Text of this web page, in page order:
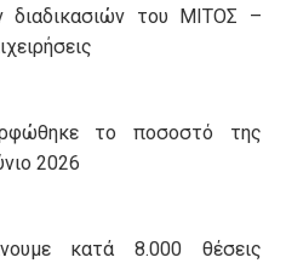
του ΜΙΤΟΣ –
το ποσοστό της
2026
κατά 8.000 θέσεις